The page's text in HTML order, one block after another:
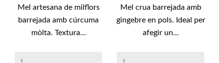
Mel artesana de milflors
barrejada amb cúrcuma
mòlta. Textura...
Mel crua barrejada amb
gingebre en pols. Ideal per
afegir un...